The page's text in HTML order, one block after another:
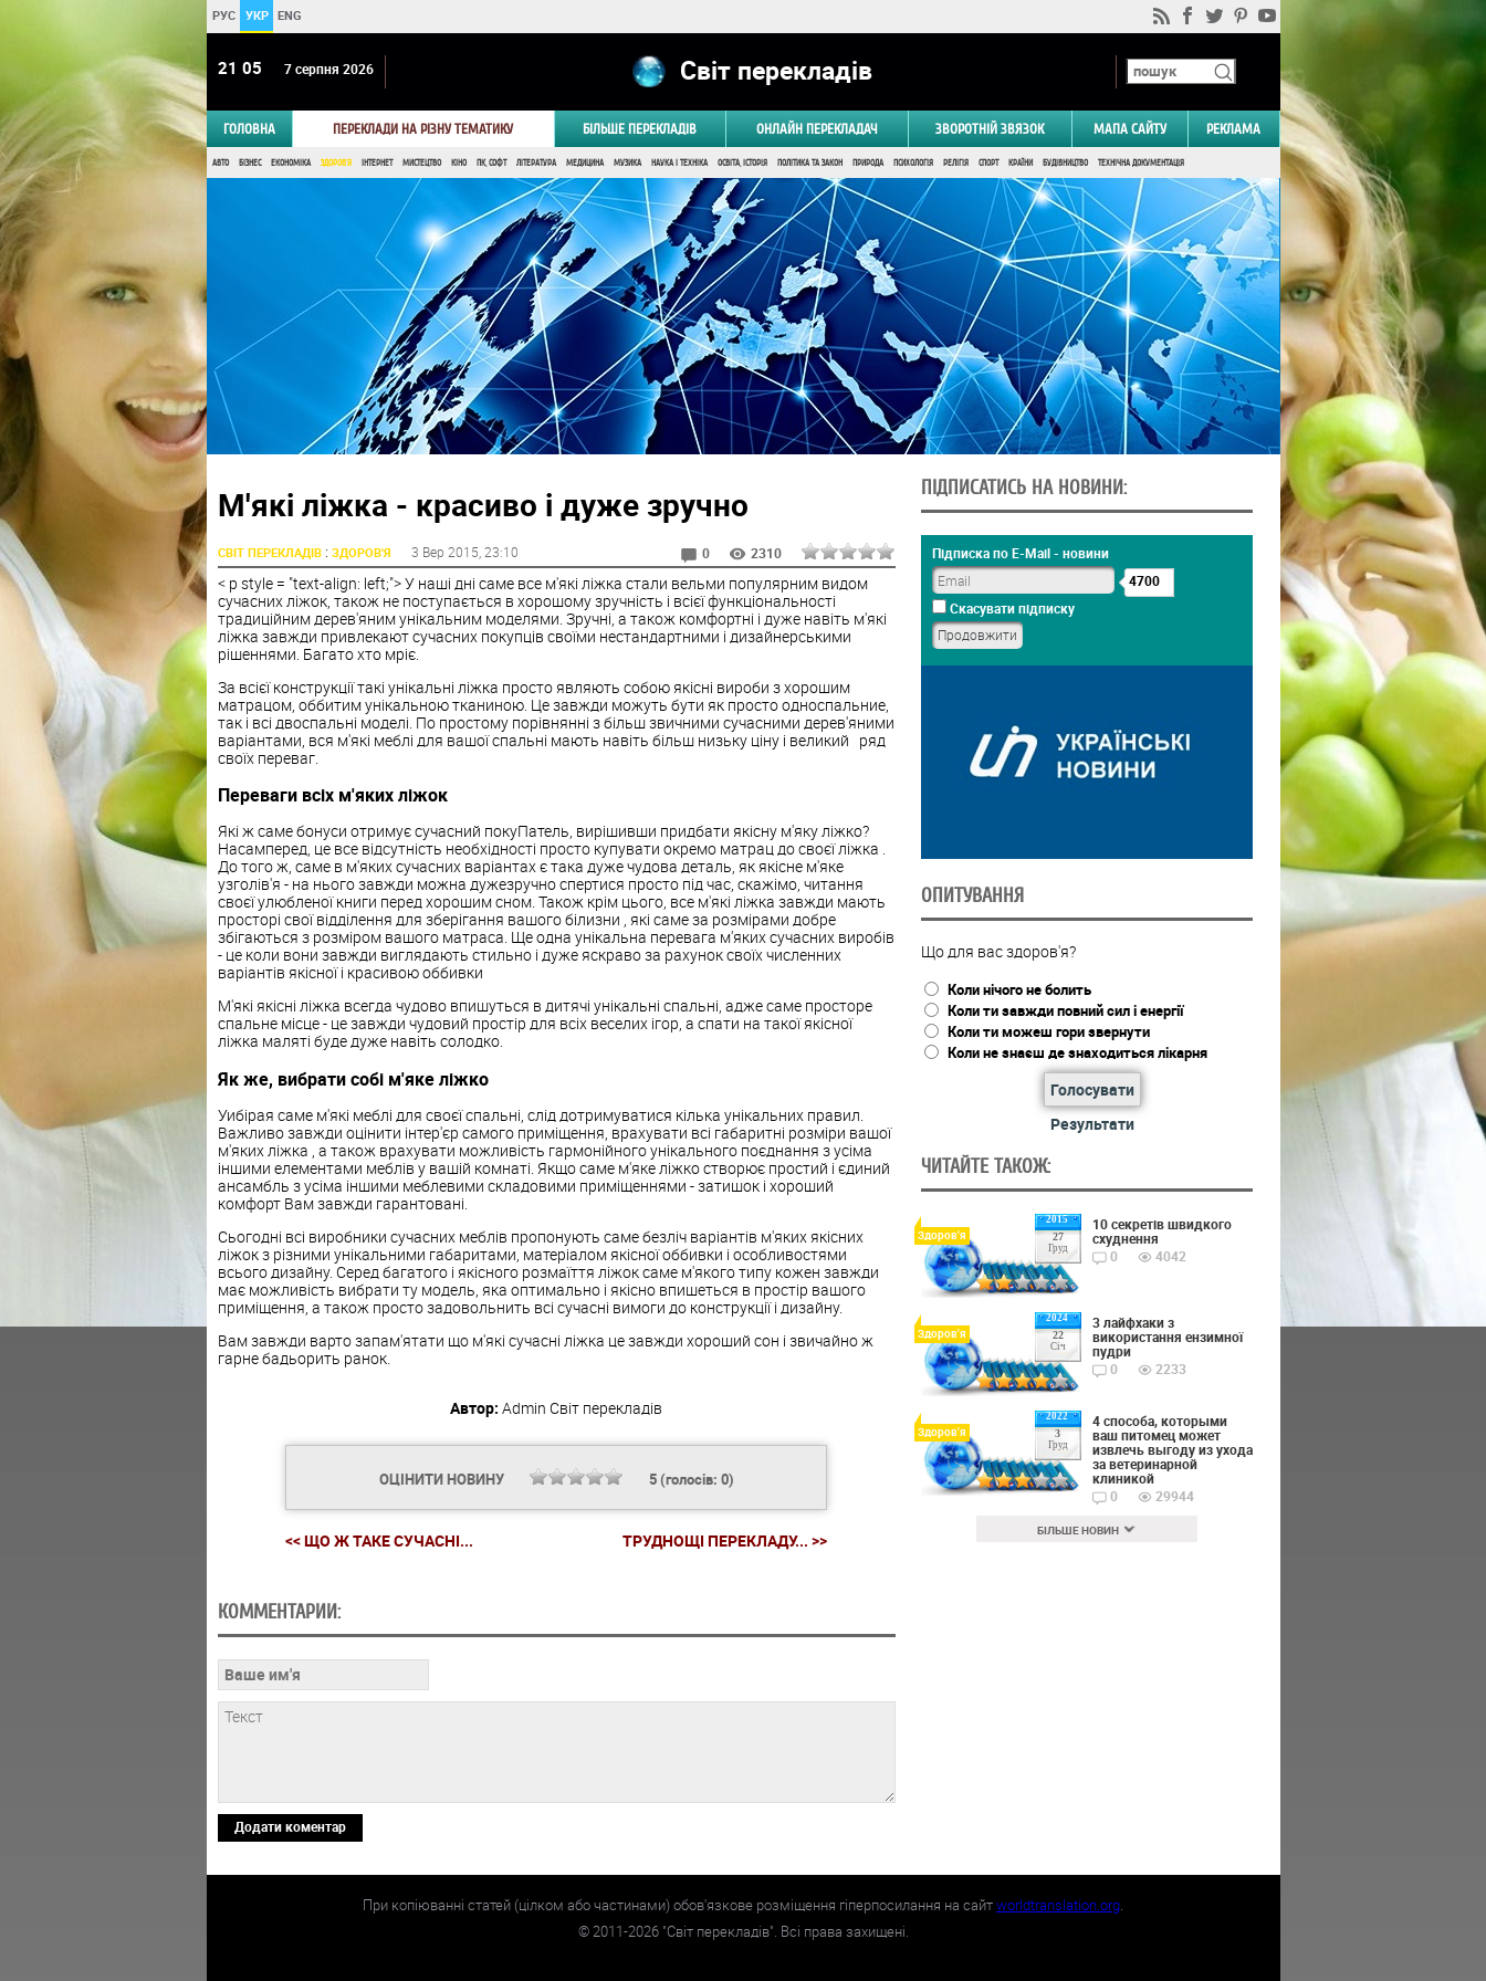
РУС УКР ENG
21:05 7 серпня 2026 Світ перекладів
ГОЛОВНА ПЕРЕКЛАДИ НА РІЗНУ ТЕМАТИКУ БІЛЬШЕ ПЕРЕКЛАДІВ ОНЛАЙН ПЕРЕКЛАДАЧ ЗВОРОТНІЙ ЗВЯЗОК МАПА САЙТУ РЕКЛАМА
АВТО БІЗНЕС ЕКОНОМІКА ЗДОРОВ'Я ІНТЕРНЕТ МИСТЕЦТВО КІНО ПК, СОФТ ЛІТЕРАТУРА МЕДИЦИНА МУЗИКА НАУКА І ТЕХНІКА ОСВІТА, ІСТОРІЯ ПОЛІТИКА ТА ЗАКОН ПРИРОДА ПСИХОЛОГІЯ РЕЛІГІЯ СПОРТ КРАЇНИ БУДІВНИЦТВО ТЕХНІЧНА ДОКУМЕНТАЦІЯ
М'які ліжка - красиво і дуже зручно
СВІТ ПЕРЕКЛАДІВ: ЗДОРОВ'Я 3 Вер 2015 , 23:10 0 2310
< p style = "text-align: left;"> У наші дні саме все м'які ліжка стали вельми популярним видом
сучасних ліжок, також не поступається в хорошому зручність і всієї функціональності
традиційним дерев'яним унікальним моделями. Зручні, а також комфортні і дуже навіть м'які
ліжка завжди привлекают сучасних покупців своїми нестандартними і дизайнерськими
рішеннями. Багато хто мріє.
За всієї конструкції такі унікальні ліжка просто являють собою якісні вироби з хорошим
матрацом, оббитим унікальною тканиною. Це завжди можуть бути як просто односпальние,
так і всі двоспальні моделі. По простому порівнянні з більш звичними сучасними дерев'яними
варіантами, вся м'які меблі для вашої спальні мають навіть більш низьку ціну і великий ряд
своїх переваг.
Переваги всіх м'яких ліжок
Які ж саме бонуси отримує сучасний покуПатель, вирішивши придбати якісну м'яку ліжко?
Насамперед, це все відсутність необхідності просто купувати окремо матрац до своєїліжка .
До того ж, саме в м'яких сучасних варіантах є така дуже чудова деталь, як якісне м'яке
узголів'я - на нього завжди можна дужезручно спертися просто під час, скажімо, читання
своєї улюбленої книги перед хорошим сном. Також крім цього, все м'які ліжка завжди мають
просторі свої відділення для зберігання вашого білизни , які саме за розмірами добре
збігаються з розміром вашого матраса. Ще одна унікальна перевага м'яких сучасних виробів
- це коли вони завжди виглядають стильно і дуже яскраво за рахунок своїх численних
варіантів якісної і красивою оббивки
М'які якісні ліжка всегда чудово впишуться в дитячі унікальні спальні, адже саме просторе
спальне місце - це завжди чудовий простір для всіх веселих ігор, а спати на такої якісної
ліжка маляті буде дуже навіть солодко.
Як же, вибрати собі м'яке ліжко
Уибірая саме м'які меблі для своєї спальні, слід дотримуватися кілька унікальних правил.
Важливо завжди оцінити інтер'єр самого приміщення, врахувати всі габаритні розміри вашої
м'якихліжка , а також врахувати можливість гармонійного унікального поєднання з усіма
іншими елементами меблів у вашій комнаті. Якщо саме м'яке ліжко створює простий і єдиний
ансамбль з усіма іншими меблевими складовими приміщеннями - затишок і хороший
комфорт Вам завжди гарантовані.
Сьогодні всі виробники сучасних меблів пропонують саме безліч варіантів м'яких якісних
ліжок з різними унікальними габаритами, матеріалом якісної оббивки і особливостями
всього дизайну. Серед багатого і якісного розмаїття ліжок саме м'якого типу кожен завжди
має можливість вибрати ту модель, яка оптимально і якісно впишеться в простір вашого
приміщення, а також просто задовольнить всі сучасні вимоги до конструкції і дизайну.
Вам завжди варто запам'ятати що м'які сучасні ліжка це завжди хороший сон і звичайно ж
гарне бадьорить ранок.
Автор: Admin Світ перекладів
ОЦІНИТИ НОВИНУ 5(голосів: 0)
<< ЩО Ж ТАКЕ СУЧАСНІ... ТРУДНОЩІ ПЕРЕКЛАДУ... >>
КОММЕНТАРИИ:
Додати коментар
ПІДПИСАТИСЬ НА НОВИНИ:
Підписка по E-Mail - новини
4700
Скасувати підписку
ОПИТУВАННЯ
Що для вас здоров'я?
Коли нічого не болить
Коли ти завжди повний сил і енергії
Коли ти можеш гори звернути
Коли не знаєш де знаходиться лікарня
Голосувати
Результати
ЧИТАЙТЕ ТАКОЖ:
2015
27
Груд
Здоров'я
10 секретів швидкого
схуднення
0
4042
2024
22
Січ
Здоров'я
3 лайфхаки з
використання ензимної
пудри
0
2233
2022
3
Груд
Здоров'я
4 способа, которыми
ваш питомец может
извлечь выгоду из ухода
за ветеринарной
клиникой
0
29944
БІЛЬШЕ НОВИН
При копіюванні статей (цілком або частинами) обов'язкове розміщення гіперпосилання на сайтworldtranslation.org.
©2011-2026"Світ перекладів". Всі права захищені.